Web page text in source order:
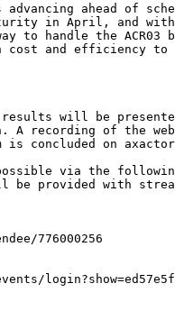
ahead of
in April, and
to handle the
cost and efficiency
results will be
A recording of the
concluded on
via the
provided with
776000256